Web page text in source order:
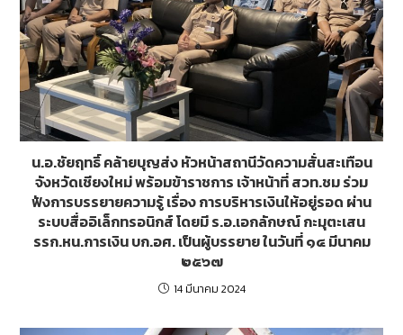
น.อ.ชัยฤทธิ์ คล้ายบุญส่ง หัวหน้าสถานีวัดความสั่นสะเทือน
จังหวัดเชียงใหม่ พร้อมข้าราชการ เจ้าหน้าที่ สวท.ชม ร่วม
ฟังการบรรยายความรู้ เรื่อง การบริหารเงินให้อยู่รอด ผ่าน
ระบบสื่ออิเล็กทรอนิกส์ โดยมี ร.อ.เอกลักษณ์ กะมุตะเสน
รรก.หน.การเงิน บก.อศ. เป็นผู้บรรยาย ในวันที่ ๑๔ มีนาคม
๒๕๖๗
14 มีนาคม 2024